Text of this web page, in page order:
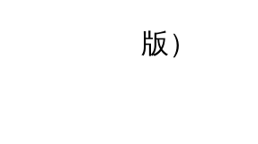
版）